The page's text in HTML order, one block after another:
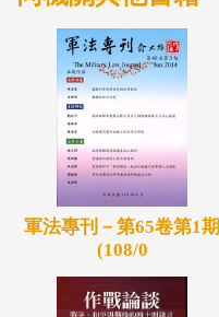
軍法專刊－第65卷第1期
(108/0